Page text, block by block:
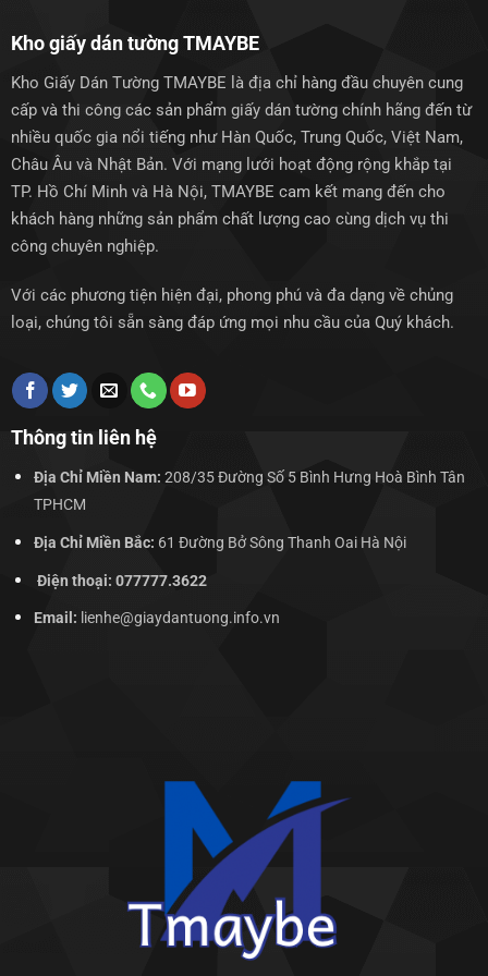
Kho giấy dán tường TMAYBE
Kho Giấy Dán Tường TMAYBE là địa chỉ hàng đầu chuyên cung
cấp và thi công các sản phẩm giấy dán tường chính hãng đến từ
nhiều quốc gia nổi tiếng như Hàn Quốc, Trung Quốc, Việt Nam,
Châu Âu và Nhật Bản. Với mạng lưới hoạt động rộng khắp tại
TP. Hồ Chí Minh và Hà Nội, TMAYBE cam kết mang đến cho
khách hàng những sản phẩm chất lượng cao cùng dịch vụ thi
công chuyên nghiệp.
Với các phương tiện hiện đại, phong phú và đa dạng về chủng
loại, chúng tôi sẵn sàng đáp ứng mọi nhu cầu của Quý khách.
Thông tin liên hệ
Địa Chỉ Miền Nam: 208/35 Đường Số 5 Bình Hưng Hoà Bình Tân
TPHCM
Địa Chỉ Miền Bắc: 61 Đường Bở Sông Thanh Oai Hà Nội
Điện thoại: 077777.3622
Email: lienhe@giaydantuong.info.vn